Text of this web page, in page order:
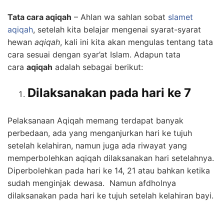
Tata cara aqiqah – Ahlan wa sahlan sobat slamet
aqiqah, setelah kita belajar mengenai syarat-syarat
hewan aqiqah, kali ini kita akan mengulas tentang tata
cara sesuai dengan syar’at Islam. Adapun tata
cara aqiqah adalah sebagai berikut:
Dilaksanakan pada hari ke 7
Pelaksanaan Aqiqah memang terdapat banyak
perbedaan, ada yang menganjurkan hari ke tujuh
setelah kelahiran, namun juga ada riwayat yang
memperbolehkan aqiqah dilaksanakan hari setelahnya.
Diperbolehkan pada hari ke 14, 21 atau bahkan ketika
sudah menginjak dewasa. Namun afdholnya
dilaksanakan pada hari ke tujuh setelah kelahiran bayi.